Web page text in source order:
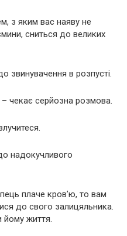
з яким вас наяву не
сниться до великих
звинувачення в розпусті.
чекає серйозна розмова.
надокучливого
плаче кров’ю, то вам
до свого залицяльника.
йому життя.